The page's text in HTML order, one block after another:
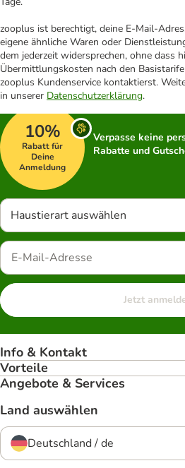
zooplus ist berechtigt, deine E-Mail-
eigene ähnliche Waren oder
dem jederzeit widersprechen, ohne dass
Übermittlungskosten nach den
zooplus Kundenservice kontaktierst.
in unserer Datenschutzerklärung.
10%
Rabatt für
Deine
Anmeldung
Verpasse keine
Rabatte und
Haustierart auswählen
Jetzt
Info & Kontakt
Vorteile
Angebote & Services
Land auswählen
Deutschland / de